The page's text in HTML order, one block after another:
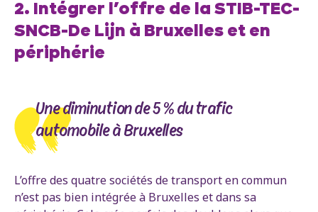
2. Intégrer l’offre de la STIB-TEC-
SNCB-De Lijn à Bruxelles et en
périphérie
Une diminution de 5 % du trafic
automobile à Bruxelles
L’offre des quatre sociétés de transport en commun
n’est pas bien intégrée à Bruxelles et dans sa